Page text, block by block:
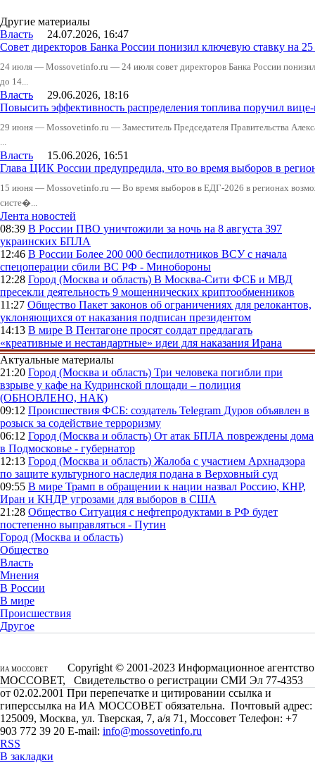
Другие материалы
Власть 24.07.2026, 16:47
Совет директоров Банка России понизил ключевую ставку на
24 июля — Mossovetinfo.ru — 24 июля совет директоров Банка России
до 14...
Власть 29.06.2026, 18:16
Повысить эффективность распределения топлива поручил
29 июня — Mossovetinfo.ru — Заместитель Председателя Правительства
...
Власть 15.06.2026, 16:51
Глава ЦИК России предупредила, что во время выборов в
15 июня — Mossovetinfo.ru — Во время выборов в ЕДГ-2026 в регионах
систе�...
Лента новостей
08:39 В России ПВО уничтожили за ночь на 8 августа 397
украинских БПЛА
12:46 В России Более 200 000 беспилотников ВСУ с начала
спецоперации сбили ВС РФ - Минобороны
12:28 Город (Москва и область) В Москва-Сити ФСБ и МВД
пресекли деятельность 9 мошеннических криптообменников
11:27 Общество Пакет законов об ограничениях для релокантов,
уклоняющихся от наказания подписан президентом
14:13 В мире В Пентагоне просят солдат предлагать
«креативные и нестандартные» идеи для наказания Ирана
Актуальные материалы
21:20 Город (Москва и область) Три человека погибли при
взрыве у кафе на Кудринской площади – полиция
(ОБНОВЛЕНО, НАК)
09:12 Происшествия ФСБ: создатель Telegram Дуров объявлен в
розыск за содействие терроризму
06:12 Город (Москва и область) От атак БПЛА повреждены дома
в Подмосковье - губернатор
12:13 Город (Москва и область) Жалоба с участием Архнадзора
по защите культурного наследия подана в Верховный суд
09:55 В мире Трамп в обращении к нации назвал Россию, КНР,
Иран и КНДР угрозами для выборов в США
21:28 Общество Ситуация с нефтепродуктами в РФ будет
постепенно выправляться - Путин
Город (Москва и область)
Общество
Власть
Мнения
В России
В мире
Происшествия
Другое
ИА МОССОВЕТ
Copyright © 2001-2023 Информационное агентство
МОССОВЕТ, Свидетельство о регистрации СМИ Эл 77-4353
от 02.02.2001 При перепечатке и цитировании ссылка и
гиперссылка на ИА МОССОВЕТ обязательна. Почтовый адрес:
125009, Москва, ул. Тверская, 7, а/я 71, Моссовет Телефон: +7
903 772 39 20 E-mail: info@mossovetinfo.ru
RSS
В закладки